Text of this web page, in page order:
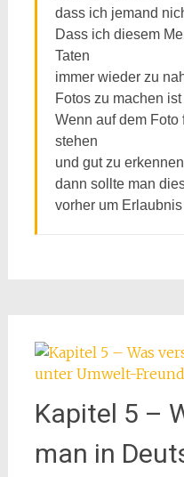
dass ich jemand
Dass ich diesem
Taten
immer wieder zu
Fotos zu machen
Wenn auf dem Foto
stehen
und gut zu
dann sollte man
vorher um
Kapitel 5 –
man in